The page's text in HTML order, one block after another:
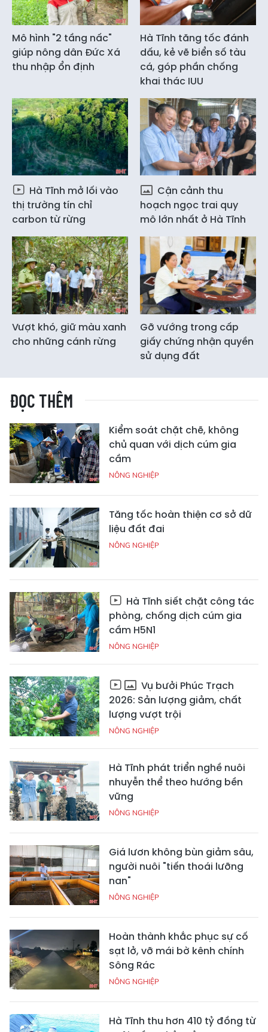
Mô hình "2 tầng nấc"
giúp nông dân Đức Xá
thu nhập ổn định
Hà Tĩnh tăng tốc đánh
dấu, kẻ vẽ biển số tàu
cá, góp phần chống
khai thác IUU
Hà Tĩnh mở lối vào
thị trường tín chỉ
carbon từ rừng
Cận cảnh thu
hoạch ngọc trai quy
mô lớn nhất ở Hà Tĩnh
Vượt khó, giữ màu xanh
cho những cánh rừng
Gỡ vướng trong cấp
giấy chứng nhận quyền
sử dụng đất
ĐỌC THÊM
Kiểm soát chặt chẽ, không
chủ quan với dịch cúm gia
cầm
NÔNG NGHIỆP
Tăng tốc hoàn thiện cơ sở dữ
liệu đất đai
NÔNG NGHIỆP
Hà Tĩnh siết chặt công tác
phòng, chống dịch cúm gia
cầm H5N1
NÔNG NGHIỆP
Vụ bưởi Phúc Trạch
2026: Sản lượng giảm, chất
lượng vượt trội
NÔNG NGHIỆP
Hà Tĩnh phát triển nghề nuôi
nhuyễn thể theo hướng bền
vững
NÔNG NGHIỆP
Giá lươn không bùn giảm sâu,
người nuôi "tiến thoái lưỡng
nan"
NÔNG NGHIỆP
Hoàn thành khắc phục sự cố
sạt lở, vỡ mái bờ kênh chính
Sông Rác
NÔNG NGHIỆP
Hà Tĩnh thu hơn 410 tỷ đồng từ